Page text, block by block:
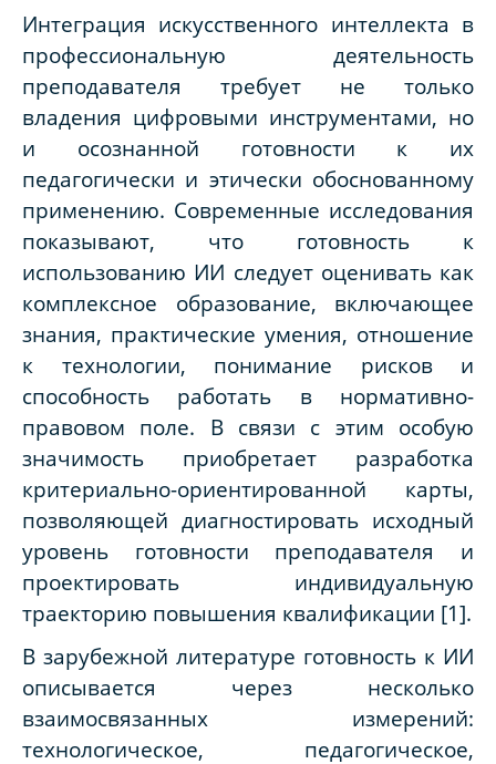
Интеграция искусственного интеллекта в
профессиональную деятельность
преподавателя требует не только
владения цифровыми инструментами, но
и осознанной готовности к их
педагогически и этически обоснованному
применению. Современные исследования
показывают, что готовность к
использованию ИИ следует оценивать как
комплексное образование, включающее
знания, практические умения, отношение
к технологии, понимание рисков и
способность работать в нормативно-
правовом поле. В связи с этим особую
значимость приобретает разработка
критериально-ориентированной карты,
позволяющей диагностировать исходный
уровень готовности преподавателя и
проектировать индивидуальную
траекторию повышения квалификации [1].
В зарубежной литературе готовность к ИИ
описывается через несколько
взаимосвязанных измерений:
технологическое, педагогическое,